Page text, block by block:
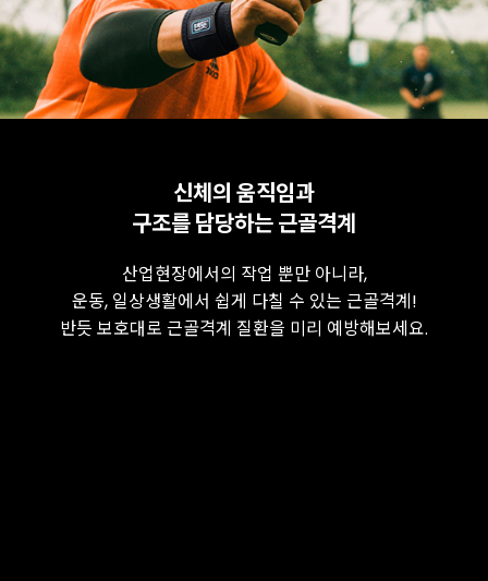
신체의 움직임과
구조를 담당하는 근골격계
산업현장에서의 작업 뿐만 아니라,
운동, 일상생활에서 쉽게 다칠 수 있는 근골격계!
반듯 보호대로 근골격계 질환을 미리 예방해보세요.